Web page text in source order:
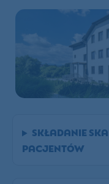
SKŁADANIE
PACJENTÓW